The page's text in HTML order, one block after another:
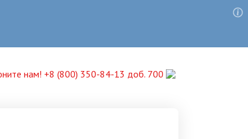
нам! +8 (800) 350-84-13 доб. 700